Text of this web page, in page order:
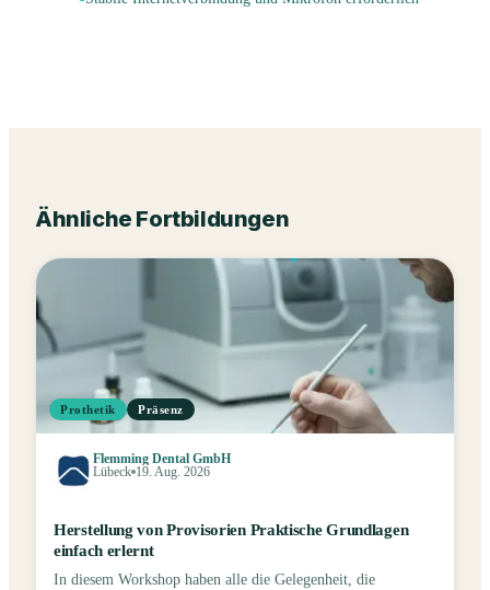
Ähnliche Fortbildungen
Prothetik Präsenz
Flemming Dental GmbH
Lübeck 19. Aug. 2026
Herstellung von Provisorien Praktische Grundlagen
einfach erlernt
In diesem Workshop haben alle die Gelegenheit, die